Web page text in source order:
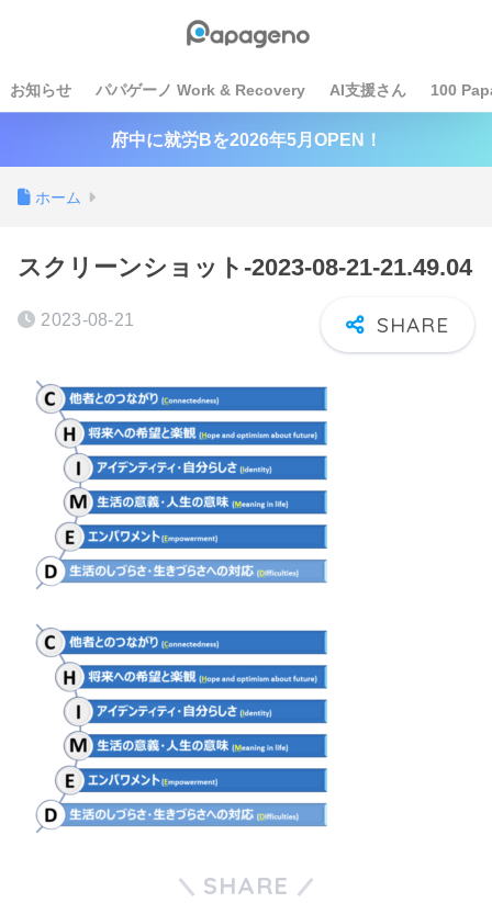
お知らせ パパゲーノ Work & Recovery AI支援さん 100
府中に就労Bを2026年5月OPEN！
ホーム
スクリーンショット-2023-08-21-21.49.04
2023-08-21
SHARE